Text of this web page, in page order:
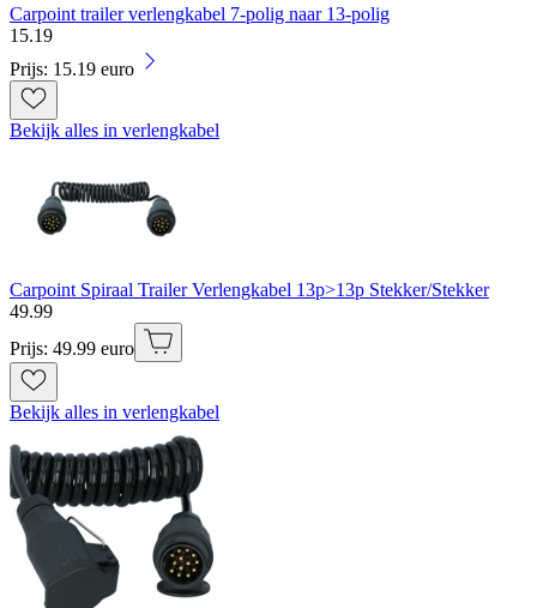
Carpoint trailer verlengkabel 7-polig naar 13-polig
15.19
Prijs: 15.19 euro
Bekijk alles in verlengkabel
Carpoint Spiraal Trailer Verlengkabel 13p>13p Stekker/Stekker
49.99
Prijs: 49.99 euro
Bekijk alles in verlengkabel